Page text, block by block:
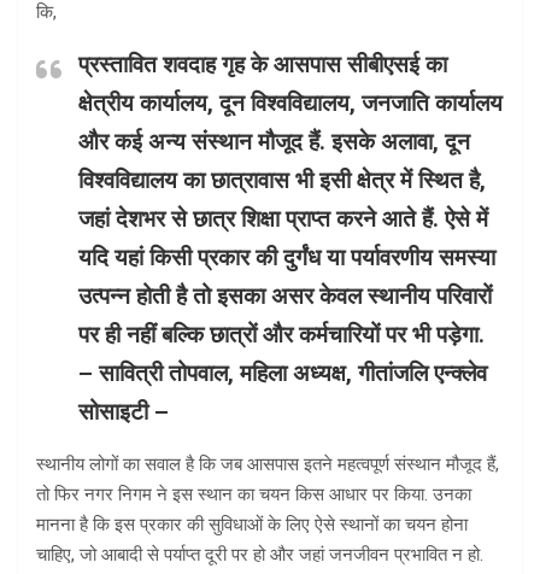
कि,
प्रस्तावित शवदाह गृह के आसपास सीबीएसई का
क्षेत्रीय कार्यालय, दून विश्वविद्यालय, जनजाति कार्यालय
और कई अन्य संस्थान मौजूद हैं. इसके अलावा, दून
विश्वविद्यालय का छात्रावास भी इसी क्षेत्र में स्थित है,
जहां देशभर से छात्र शिक्षा प्राप्त करने आते हैं. ऐसे में
यदि यहां किसी प्रकार की दुर्गंध या पर्यावरणीय समस्या
उत्पन्न होती है तो इसका असर केवल स्थानीय परिवारों
पर ही नहीं बल्कि छात्रों और कर्मचारियों पर भी पड़ेगा.
– सावित्री तोपवाल, महिला अध्यक्ष, गीतांजलि एन्क्लेव
सोसाइटी –
स्थानीय लोगों का सवाल है कि जब आसपास इतने महत्वपूर्ण संस्थान मौजूद हैं,
तो फिर नगर निगम ने इस स्थान का चयन किस आधार पर किया. उनका
मानना है कि इस प्रकार की सुविधाओं के लिए ऐसे स्थानों का चयन होना
चाहिए, जो आबादी से पर्याप्त दूरी पर हो और जहां जनजीवन प्रभावित न हो.